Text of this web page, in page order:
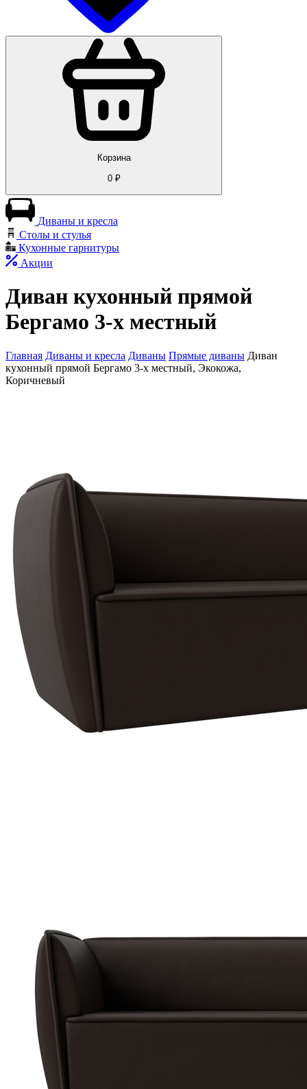
Корзина
0₽
Диваны и кресла
Столы и стулья
Кухонные гарнитуры
Акции
Диван кухонный прямой
Бергамо 3-х местный
Главная Диваны и кресла Диваны Прямые диваны Диван
кухонный прямой Бергамо 3-х местный, Экокожа,
Коричневый